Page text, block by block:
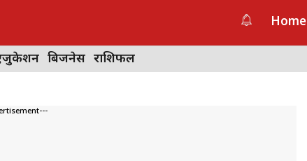
Home
बिजनेस राशिफल